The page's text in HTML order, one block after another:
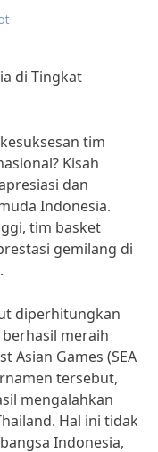
di Tingkat
tim
Kisah
dan
Indonesia.
tim basket
gemilang di
diperhitungkan
meraih
Asian Games (SEA
tersebut,
mengalahkan
Hal ini tidak
Indonesia,